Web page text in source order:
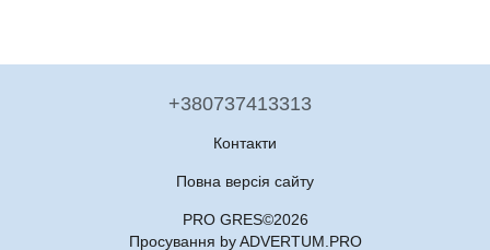
+380737413313
Контакти
Повна версія сайту
PRO GRES©2026
Просування by ADVERTUM.PRO